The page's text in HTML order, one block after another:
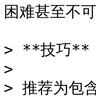
困难甚至不可
> **技巧**
>
> 推荐为包